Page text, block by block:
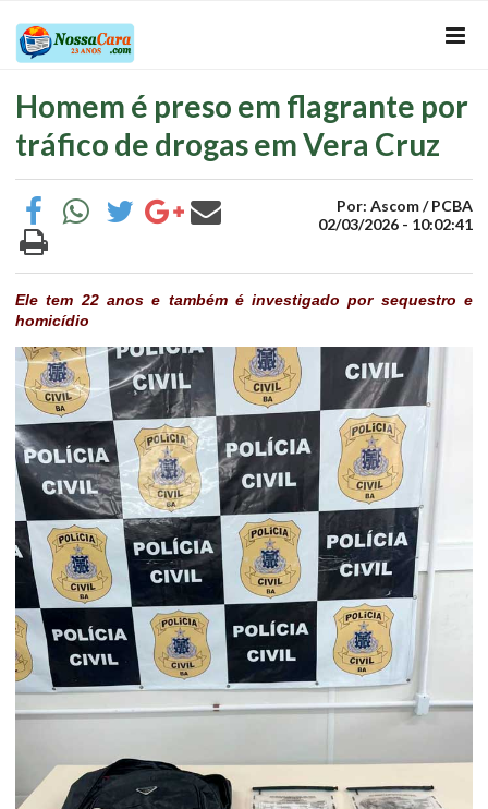
Homem é preso em flagrante por
tráfico de drogas em Vera Cruz
Por: Ascom / PCBA
02/03/2026 - 10:02:41
Ele tem 22 anos e também é investigado por sequestro e
homicídio